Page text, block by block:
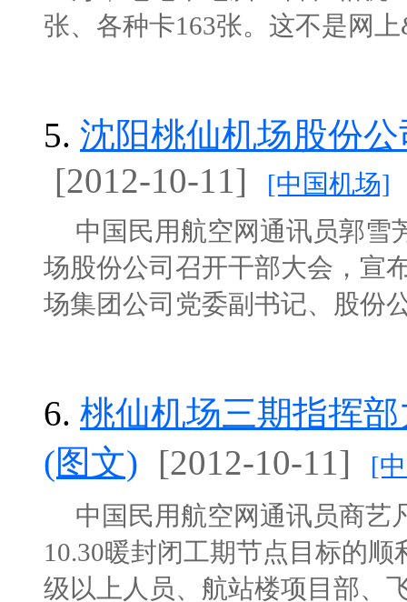
张、各种卡163张。这不是网
5. 沈阳桃仙机场股份
[2012-10-11]
[中国机场]
中国民用航空网通讯员郭雪
场股份公司召开干部大会，宣
场集团公司党委副书记、股份
6. 桃仙机场三期指挥
(图文)
[2012-10-11]
[
中国民用航空网通讯员商艺
10.30暖封闭工期节点目标的
级以上人员、航站楼项目部、